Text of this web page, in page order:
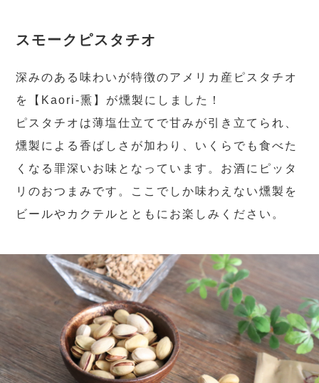
スモークピスタチオ
深みのある味わいが特徴のアメリカ産ピスタチオ
を【Kaori-熏】が燻製にしました！
ピスタチオは薄塩仕立てで甘みが引き立てられ、
燻製による香ばしさが加わり、いくらでも食べた
くなる罪深いお味となっています。お酒にピッタ
リのおつまみです。ここでしか味わえない燻製を
ビールやカクテルとともにお楽しみください。